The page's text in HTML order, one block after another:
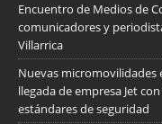
Encuentro de Medios de
comunicadores y
Villarrica
Nuevas micromovilidades
llegada de empresa Jet
estándares de seguridad